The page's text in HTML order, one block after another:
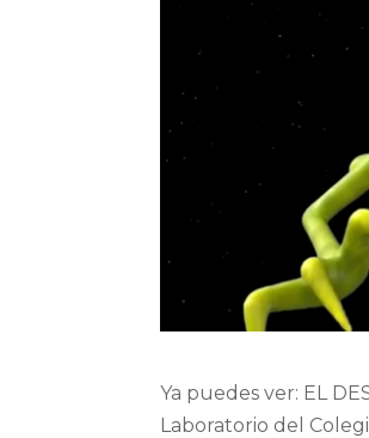
Ya puedes ver: EL
Laboratorio del